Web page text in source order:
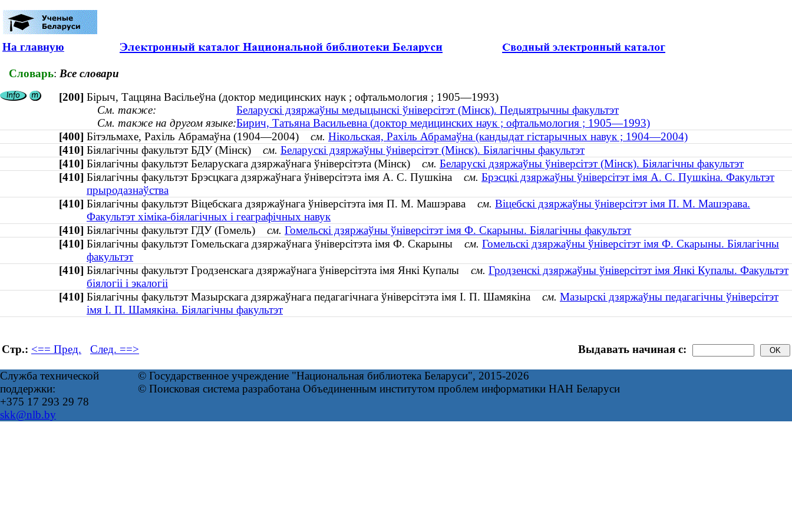
На главную
Словарь: Все словари
[200] Бірыч, Таццяна Васільеўна (доктор медицинских наук ; офтальмология ; 1905—1993)
См. также:
Беларускі дзяржаўны медыцынскі ўніверсітэт (Мінск). Педыятрычны факультэт
См. также на другом языке:Бирич, Татьяна Васильевна (доктор медицинских наук ; офтальмология ; 1905—1993)
[400] Бітэльмахе, Рахіль Абрамаўна (1904—2004) см. Нікольская, Рахіль Абрамаўна (кандыдат гістарычных навук ; 1904—2004)
[410] Біялагічны факультэт БДУ (Мінск) см. Беларускі дзяржаўны ўніверсітэт (Мінск). Біялагічны факультэт
[410] Біялагічны факультэт Беларускага дзяржаўнага ўніверсітэта (Мінск) см. Беларускі дзяржаўны ўніверсітэт (Мінск). Біялагічны факультэт
[410] Біялагічны факультэт Брэсцкага дзяржаўнага ўніверсітэта імя А. С. Пушкіна см. Брэсцкі дзяржаўны ўніверсітэт імя А. С. Пушкіна. Факультэт
прыродазнаўства
[410] Біялагічны факультэт Віцебскага дзяржаўнага ўніверсітэта імя П. М. Машэрава см. Віцебскі дзяржаўны ўніверсітэт імя П. М. Машэрава.
Факультэт хіміка-біялагічных і геаграфічных навук
[410] Біялагічны факультэт ГДУ (Гомель) см. Гомельскі дзяржаўны ўніверсітэт імя Ф. Скарыны. Біялагічны факультэт
[410] Біялагічны факультэт Гомельскага дзяржаўнага ўніверсітэта імя Ф. Скарыны см. Гомельскі дзяржаўны ўніверсітэт імя Ф. Скарыны. Біялагічны
факультэт
[410] Біялагічны факультэт Гродзенскага дзяржаўнага ўніверсітэта імя Янкі Купалы см. Гродзенскі дзяржаўны ўніверсітэт імя Янкі Купалы. Факультэт
біялогіі і экалогіі
[410] Біялагічны факультэт Мазырскага дзяржаўнага педагагічнага ўніверсітэта імя І. П. Шамякіна см. Мазырскі дзяржаўны педагагічны ўніверсітэт
імя І. П. Шамякіна. Біялагічны факультэт
Стр.: <== Пред. След. ==> Выдавать начиная с:
Служба технической
поддержки:
+375 17 293 29 78
skk@nlb.by
© Государственное учреждение "Национальная библиотека Беларуси", 2015-2026
© Поисковая система разработана Объединенным институтом проблем информатики НАН Беларуси